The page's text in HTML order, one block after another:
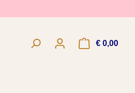
€ 0,00